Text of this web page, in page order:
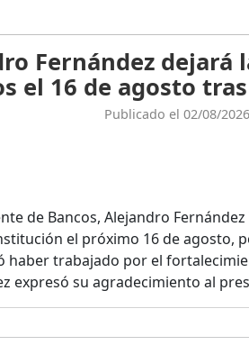
Fernández dejará
el 16 de agosto
Publicado el 02/08/
de Bancos, Alejandro
el próximo 16 de agosto,
haber trabajado por el
expresó su agradecimiento al